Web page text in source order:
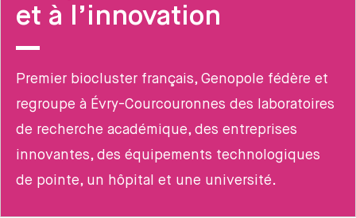
et à l’innovation
Premier biocluster français, Genopole fédère et
regroupe à Évry-Courcouronnes des laboratoires
de recherche académique, des entreprises
innovantes, des équipements technologiques
de pointe, un hôpital et une université.